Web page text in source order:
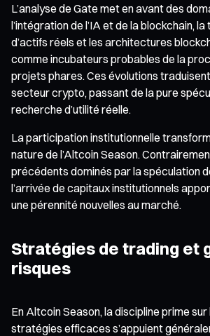
L’analyse de Gate met en avant des
l’intégration de l’IA et de la blockchain,
d’actifs réels et les architectures
comme incubateurs probables de la
projets phares. Ces évolutions
secteur crypto, passant de la pure
recherche d’utilité réelle.
La participation institutionnelle
nature de l’Altcoin Season.
précédents dominés par la spéculation
l’arrivée de capitaux institutionnels
une pérennité nouvelles au marché.
Stratégies de trading et
risques
En Altcoin Season, la discipline prime
stratégies efficaces s’appuient